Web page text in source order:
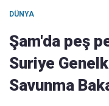
DÜNYA
Şam'da peş
Suriye
Savunma